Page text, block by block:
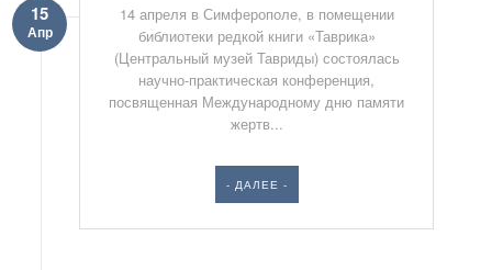
15
Апр
14 апреля в Симферополе, в помещении
библиотеки редкой книги «Таврика»
(Центральный музей Тавриды) состоялась
научно-практическая конференция,
посвященная Международному дню памяти
жертв...
- ДАЛЕЕ -